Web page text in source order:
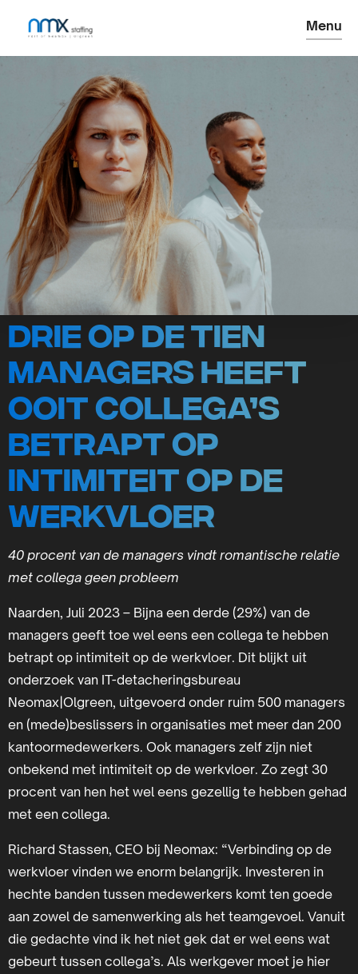
Menu
Drie op de tien
managers heeft
ooit collega’s
betrapt op
intimiteit op de
werkvloer
40 procent van de managers vindt romantische relatie
met collega geen probleem
Naarden, Juli 2023 – Bijna een derde (29%) van de
managers geeft toe wel eens een collega te hebben
betrapt op intimiteit op de werkvloer. Dit blijkt uit
onderzoek van IT-detacheringsbureau
Neomax|Olgreen, uitgevoerd onder ruim 500 managers
en (mede)beslissers in organisaties met meer dan 200
kantoormedewerkers. Ook managers zelf zijn niet
onbekend met intimiteit op de werkvloer. Zo zegt 30
procent van hen het wel eens gezellig te hebben gehad
met een collega.
Richard Stassen, CEO bij Neomax: “Verbinding op de
werkvloer vinden we enorm belangrijk. Investeren in
hechte banden tussen medewerkers komt ten goede
aan zowel de samenwerking als het teamgevoel. Vanuit
die gedachte vind ik het niet gek dat er wel eens wat
gebeurt tussen collega’s. Als werkgever moet je hier